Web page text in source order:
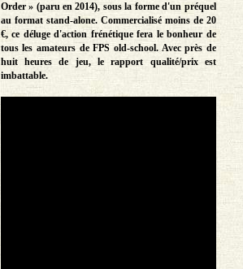
Order » (paru en 2014), sous la forme d'un préquel
au format stand-alone. Commercialisé moins de 20
€, ce déluge d'action frénétique fera le bonheur de
tous les amateurs de FPS old-school. Avec près de
huit heures de jeu, le rapport qualité/prix est
imbattable.